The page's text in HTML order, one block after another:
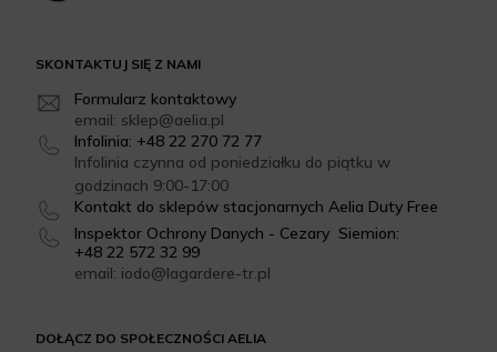
DOŁĄCZ DO SPOŁECZNOŚCI AELIA
SKONTAKTUJ SIĘ Z NAMI
Formularz kontaktowy
email: sklep@aelia.pl
Infolinia: +48 22 270 72 77
Infolinia czynna od poniedziałku do piątku w
godzinach 9:00-17:00
Kontakt do sklepów stacjonarnych Aelia Duty Free
Inspektor Ochrony Danych - Cezary Siemion:
+48 22 572 32 99
email: iodo@lagardere-tr.pl